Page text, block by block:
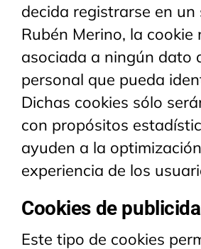
decida registrarse en un
Rubén Merino, la cookie
asociada a ningún dato
personal que pueda
Dichas cookies sólo
con propósitos
ayuden a la
experiencia de los
Cookies de
Este tipo de cookies